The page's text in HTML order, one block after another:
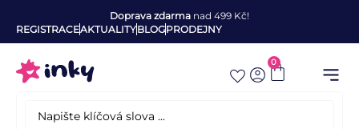
Doprava zdarma nad 499 Kč!
REGISTRACEAKTUALITYBLOGPRODEJNY
0